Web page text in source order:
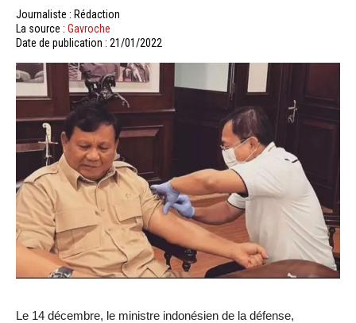
Journaliste : Rédaction
La source : Gavroche
Date de publication : 21/01/2022
Le 14 décembre, le ministre indonésien de la défense,